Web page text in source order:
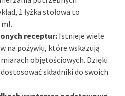
1 łyżka stołowa to
ml.
receptur: Istnieje wiele
na pożywki, które wskazują
objętościowych. Dzięki
składniki do swoich